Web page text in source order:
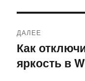
ДАЛЕЕ
Следующая
запись:
Как
яркость в